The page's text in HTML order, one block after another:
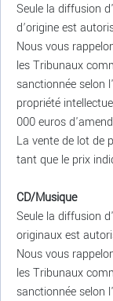
Seule la diffusion
d’origine est
Nous vous
les Tribunaux
sanctionnée selon
propriété
000 euros
La vente de lot de
tant que le prix
CD/Musique
Seule la diffusion
originaux est
Nous vous
les Tribunaux
sanctionnée selon